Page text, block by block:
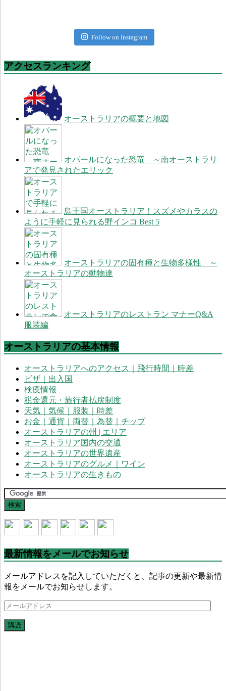
Follow on Instagram
アクセスランキング
オーストラリアの概要と地図
オパールになった恐竜 ～南オーストラリ
アで発見されたエリック
鳥王国オーストラリア！スズメやカラスの
ように手軽に見られる野インコ Best 5
オーストラリアの固有種と生物多様性 ～
オーストラリアの動物達
オーストラリアのレストラン マナーQ&A
服装編
オーストラリアの基本情報
オーストラリアへのアクセス｜飛行時間｜時差
ビザ｜出入国
検疫情報
税金還元・旅行者払戻制度
天気｜気候｜服装｜時差
お金｜通貨｜両替｜為替｜チップ
オーストラリアの州 | エリア
オーストラリア国内の交通
オーストラリアの世界遺産
オーストラリアのグルメ｜ワイン
オーストラリアの生きもの
最新情報をメールでお知らせ
メールアドレスを記入していただくと、記事の更新や最新情
報をメールでお知らせします。
メ
ル
購読